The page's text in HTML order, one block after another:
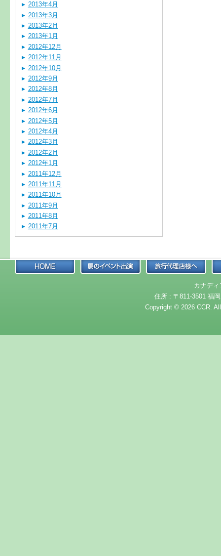
2013年4月
2013年3月
2013年2月
2013年1月
2012年12月
2012年11月
2012年10月
2012年9月
2012年8月
2012年7月
2012年6月
2012年5月
2012年4月
2012年3月
2012年2月
2012年1月
2011年12月
2011年11月
2011年10月
2011年9月
2011年8月
2011年7月
カナデ
住所 : 〒811-3501 福
Copyright © 2026 CCR.